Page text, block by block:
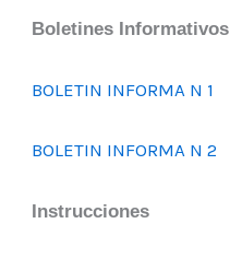
Boletines Informativos
BOLETIN INFORMA N 1
BOLETIN INFORMA N 2
Instrucciones